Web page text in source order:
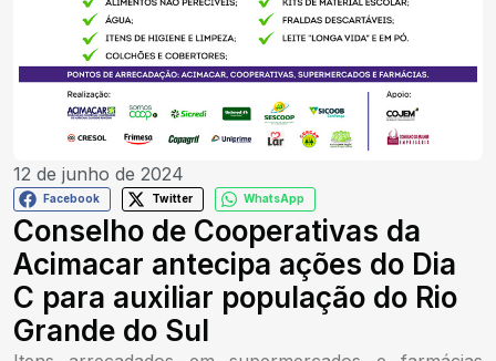
12 de junho de 2024
Facebook Twitter WhatsApp
Conselho de Cooperativas da
Acimacar antecipa ações do Dia
C para auxiliar população do Rio
Grande do Sul